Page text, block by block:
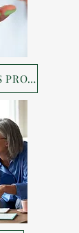
PRUEBA NUESTROS PRODUCTOS